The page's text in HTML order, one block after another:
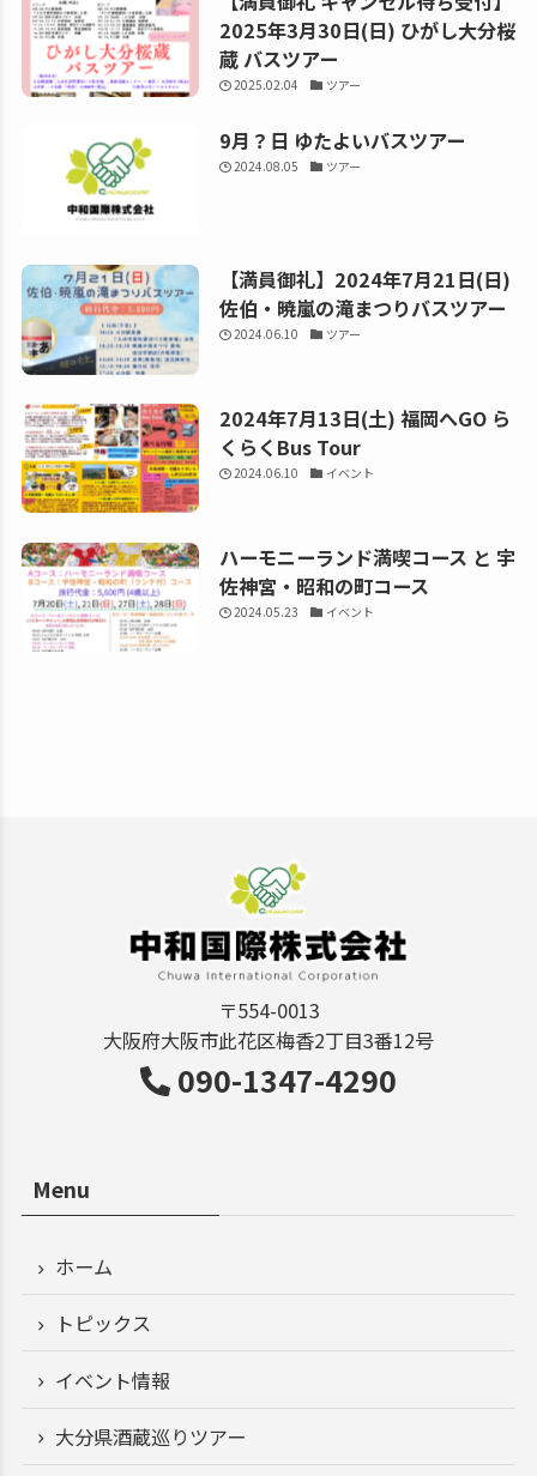
2025年3月30日(日) ひがし大分桜
蔵 バスツアー
2025.02.04 ツアー
9月？日 ゆたよいバスツアー
2024.08.05 ツアー
【満員御礼】2024年7月21日(日)
佐伯・暁嵐の滝まつりバスツアー
2024.06.10 ツアー
2024年7月13日(土) 福岡へGO ら
くらくBus Tour
2024.06.10 イベント
ハーモニーランド満喫コース と 宇
佐神宮・昭和の町コース
2024.05.23 イベント
〒554-0013
大阪府大阪市此花区梅香2丁目3番12号
090-1347-4290
Menu
ホーム
トピックス
イベント情報
大分県酒蔵巡りツアー